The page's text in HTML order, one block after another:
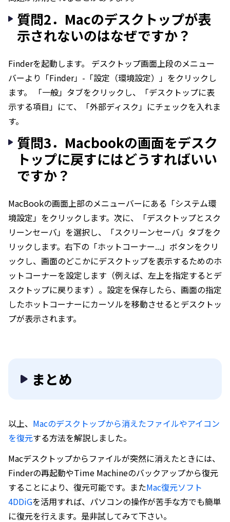
質問2．Macのデスクトップが表
示されないのはなぜですか？
Finderを起動します。 デスクトップ画面上段のメニュー
バーより「Finder」-「設定（環境設定）」をクリックし
ます。 「一般」タブをクリックし、「デスクトップに表
示する項目」にて、「外部ディスク」にチェックを入れま
す。
質問3．Macbookの画面をデスク
トップに戻すにはどうすればいい
ですか？
MacBookの画面上部のメニューバーにある「システム環
境設定」をクリックします。次に、「デスクトップとスク
リーンセーバ」を選択し、「スクリーンセーバ」タブをク
リックします。右下の「ホットコーナー...」ボタンをクリ
ックし、画面のどこかにデスクトップを表示するためのホ
ットコーナーを設定します（例えば、左上を指定するとデ
スクトップに戻ります）。設定を保存したら、画面の指定
したホットコーナーにカーソルを移動させるとデスクトッ
プが表示されます。
まとめ
以上、 Macのデスクトップから消えたファイルやアイコン
を復元する方法を解説しました。
Macデスクトップからファイルが突然に消えたときには、
Finderの再起動やTime Machineのバックアップから復元
することにより、復元可能です。またMac復元ソフト
4DDiGを活用すれば、パソコンの操作が苦手な方でも簡単
に復元を行えます。是非試してみて下さい。